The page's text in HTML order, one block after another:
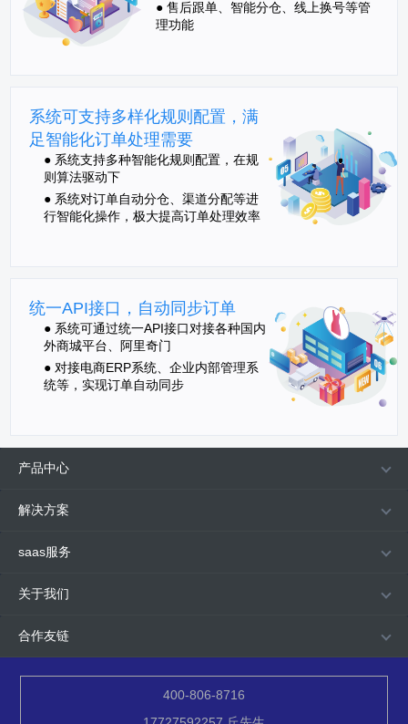
● 售后跟单、智能分仓、线上换号等管
理功能
系统可支持多样化规则配置，满
足智能化订单处理需要
● 系统支持多种智能化规则配置，在规
则算法驱动下
● 系统对订单自动分仓、渠道分配等进
行智能化操作，极大提高订单处理效率
统一API接口，自动同步订单
● 系统可通过统一API接口对接各种国内
外商城平台、阿里奇门
● 对接电商ERP系统、企业内部管理系
统等，实现订单自动同步
产品中心
解决方案
saas服务
关于我们
合作友链
400-806-8716